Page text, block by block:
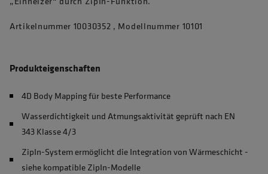
Artikelnummer 10030352 , Modellnummer 10101
Produkteigenschaften
4D Body Mapping für beste Performance
Wasserdichtigkeit und Atmungsaktivität geprüft nach EN
343 Klasse 4/3
ZipIn-System ermöglicht die Integration von Wärmeschicht -
siehe kompatible ZipIn-Modelle